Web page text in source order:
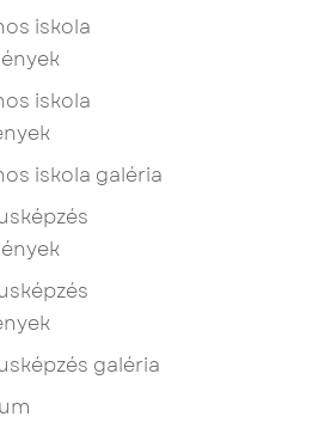
iskola
iskola
iskola galéria
galéria